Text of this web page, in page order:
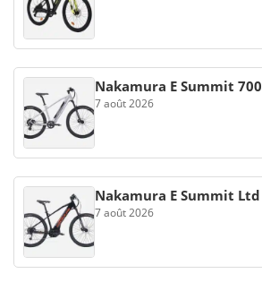
Nakamura E Summit 700
7 août 2026
Nakamura E Summit Ltd
7 août 2026